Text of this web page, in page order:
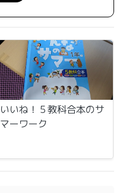
いいね！５教科合本のサ
マーワーク